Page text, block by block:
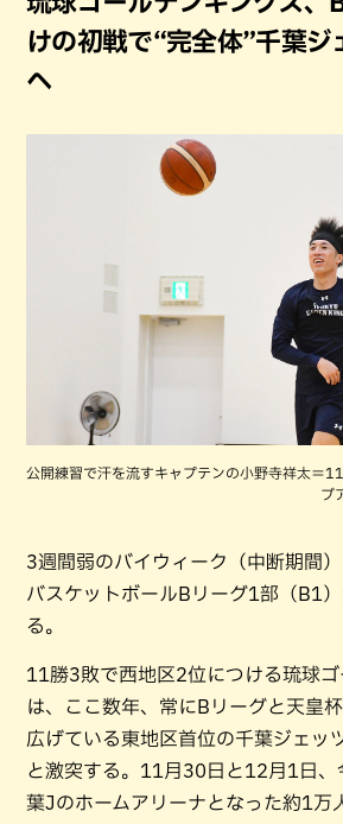
けの初戦で“完全体”千葉ジ
へ
公開練習で汗を流すキャプテンの小野寺祥太＝
ブ
3週間弱のバイウィーク（中断期間
バスケットボールBリーグ1部（B1
る。
11勝3敗で西地区2位につける琉球ゴ
は、ここ数年、常にBリーグと天皇
広げている東地区首位の千葉ジェッ
と激突する。11月30日と12月1日、
葉Jのホームアリーナとなった約1万